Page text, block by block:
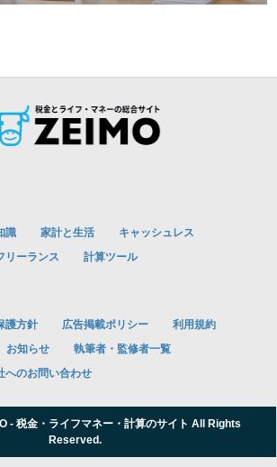
識 家計と生活
キャッシュレス
リーランス 計算ツール
護方針 広告掲載ポリシー
利用規約
お知らせ
執筆者・監修者一覧
へのお問い合わせ
- 税金・ライフマネー・計算のサイト All Rights
Reserved.